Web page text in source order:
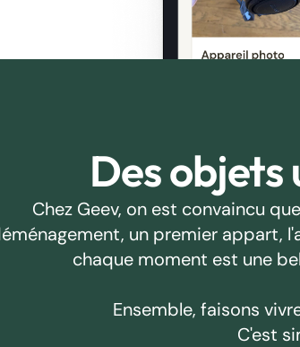
Des objets
Chez Geev, on est convaincu
un premier appart,
chaque moment est une
Ensemble, faisons
C'est